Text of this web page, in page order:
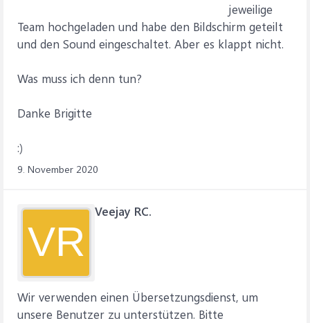
jeweilige
Team hochgeladen und habe den Bildschirm geteilt
und den Sound eingeschaltet. Aber es klappt nicht.
Was muss ich denn tun?
Danke Brigitte
:)
9. November 2020
VR
Veejay RC.
Wir verwenden einen Übersetzungsdienst, um
unsere Benutzer zu unterstützen. Bitte